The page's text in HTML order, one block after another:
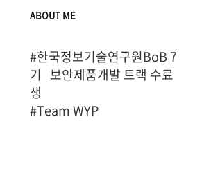
ABOUT ME
#한국정보기술연구원BoB 7
기   보안제품개발 트랙 수료
생
#Team WYP